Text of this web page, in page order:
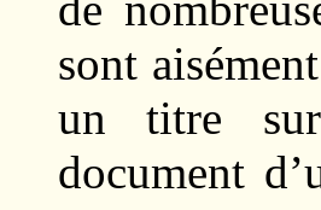
sont
un titre sur
document